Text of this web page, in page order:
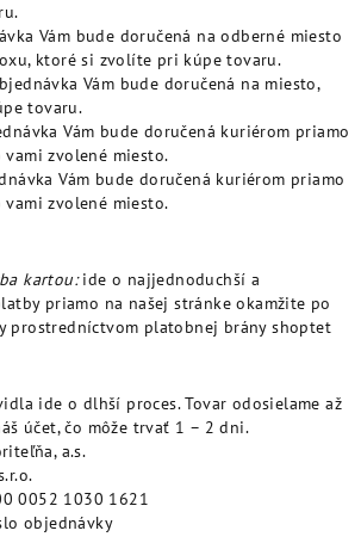
Vám bude doručená na odberné miesto
ktoré si zvolíte pri kúpe tovaru.
Vám bude doručená na miesto,
tovaru.
Vám bude doručená kuriérom priamo
vami zvolené miesto.
Vám bude doručená kuriérom priamo
vami zvolené miesto.
kartou:ide o najjednoduchší a
priamo na našej stránke okamžite po
prostredníctvom platobnej brány shoptet
ide o dlhší proces. Tovar odosielame až
účet, čo môže trvať 1 – 2 dni.
a.s.
0052 1030 1621
objednávky